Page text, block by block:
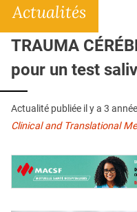
L'APP
QUI SOMMES-NOUS ?
PUBLICITÉ
CONDITIONS GÉNÉRALES
CONTACT
Actualités
TRAUMA
pour un test
Actualité publiée il y a 3
Clinical and Translational